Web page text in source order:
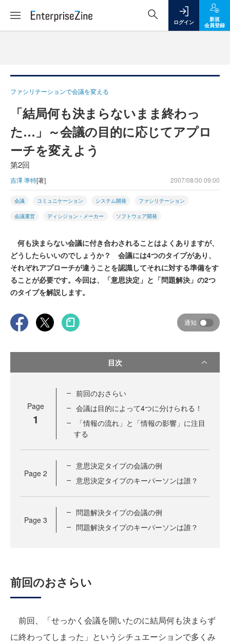
ログイン
新規
会員登録
ファシリテーションで会議を変える
「結局何も決まらないまま終わっ
た…」～会議の目的に応じてアプロ
ーチを変えよう
第2回
吉澤 準特[著] 2007/08/30 09:00
会議 コミュニケーション システム開発 ファシリテーション
会議運営 ディシジョン・メーカー ソフトウェア開発
何も決まらない会議に付き合わされることはよくありますが、
どうしたらいいのでしょうか？ 会議には4つのタイプがあり、
それぞれアプローチが違うことを認識してそれに対する準備をす
ることが必要です。今回は、「意思決定」と「問題解決」の2つ
のタイプを解説します。
通知
目次
Page
1
前回のおさらい
会議は目的によって4つに分けられる！
「情報の流れ」と「情報の影響」に注目
する
Page 2
意思決定タイプの会議の例
意思決定タイプのキーパーソンは誰？
Page 3
問題解決タイプの会議の例
問題解決タイプのキーパーソンは誰？
前回のおさらい
前回、「せっかく会議を開いたのに結局何も決まらず
に終わってしまった」というシチュエーションで多くみ